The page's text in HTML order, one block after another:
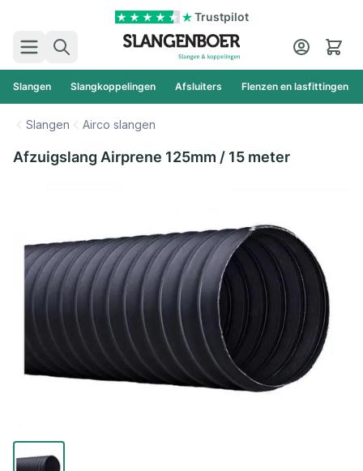
Trustpilot
Zoek
Cart
Slangen Slangkoppelingen Afsluiters Flenzen en lasfittingen
Slangen Airco slangen
Afzuigslang Airprene 125mm / 15 meter